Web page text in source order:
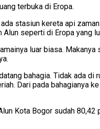
terbuka di Eropa.
stasiun kereta api
seperti di Eropa yang
luar biasa.
bahagia. Tidak ada
Dari pada bahagianya
Kota Bogor sudah